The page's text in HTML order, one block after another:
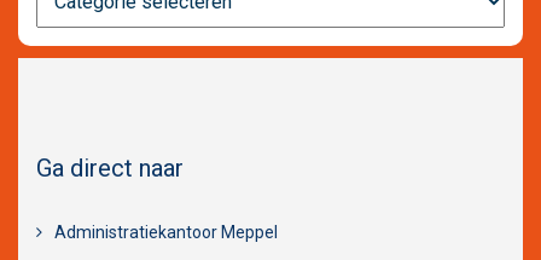
categorieën
Ga direct naar
Administratiekantoor Meppel